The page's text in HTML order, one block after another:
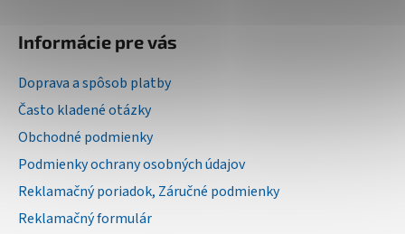
Informácie pre vás
Doprava a spôsob platby
Často kladené otázky
Obchodné podmienky
Podmienky ochrany osobných údajov
Reklamačný poriadok, Záručné podmienky
Reklamačný formulár